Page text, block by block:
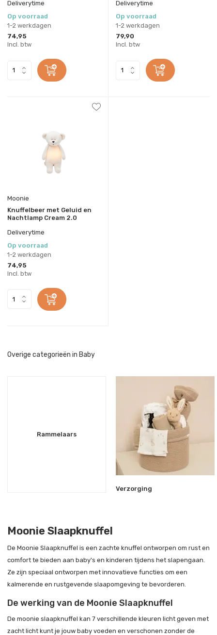
Deliverytime
Op voorraad
1-2 werkdagen
74,95
Incl. btw
Deliverytime
Op voorraad
1-2 werkdagen
79,90
Incl. btw
Moonie
Knuffelbeer met Geluid en
Nachtlamp Cream 2.0
Deliverytime
Op voorraad
1-2 werkdagen
74,95
Incl. btw
Overige categorieën in Baby
Rammelaars
Verzorging
Moonie Slaapknuffel
De Moonie Slaapknuffel is een zachte knuffel ontworpen om rust en
comfort te bieden aan baby's en kinderen tijdens het slapengaan.
Ze zijn speciaal ontworpen met innovatieve functies om een
kalmerende en rustgevende slaapomgeving te bevorderen.
De werking van de Moonie Slaapknuffel
De moonie slaapknuffel kan 7 verschillende kleuren licht geven met
zacht licht kunt je jouw baby voeden en verschonen zonder de